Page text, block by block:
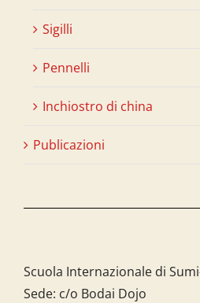
Sigilli
Pennelli
Inchiostro di china
Publicazioni
Scuola Internazionale di
Sede: c/o Bodai Dojo